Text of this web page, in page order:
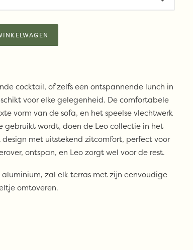
cocktail, of zelfs een ontspannende lunch in
voor elke gelegenheid. De comfortabele
vorm van de sofa, en het speelse vlechtwerk
wordt, doen de Leo collectie in het
met uitstekend zitcomfort, perfect voor
ontspan, en Leo zorgt wel voor de rest.
zal elk terras met zijn eenvoudige
omtoveren.